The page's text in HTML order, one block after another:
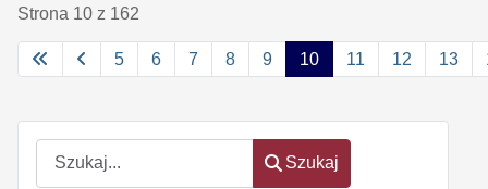
Szukaj
Szukaj
Strona 10 z 162
5 6 7 8 9 10 11 12 13